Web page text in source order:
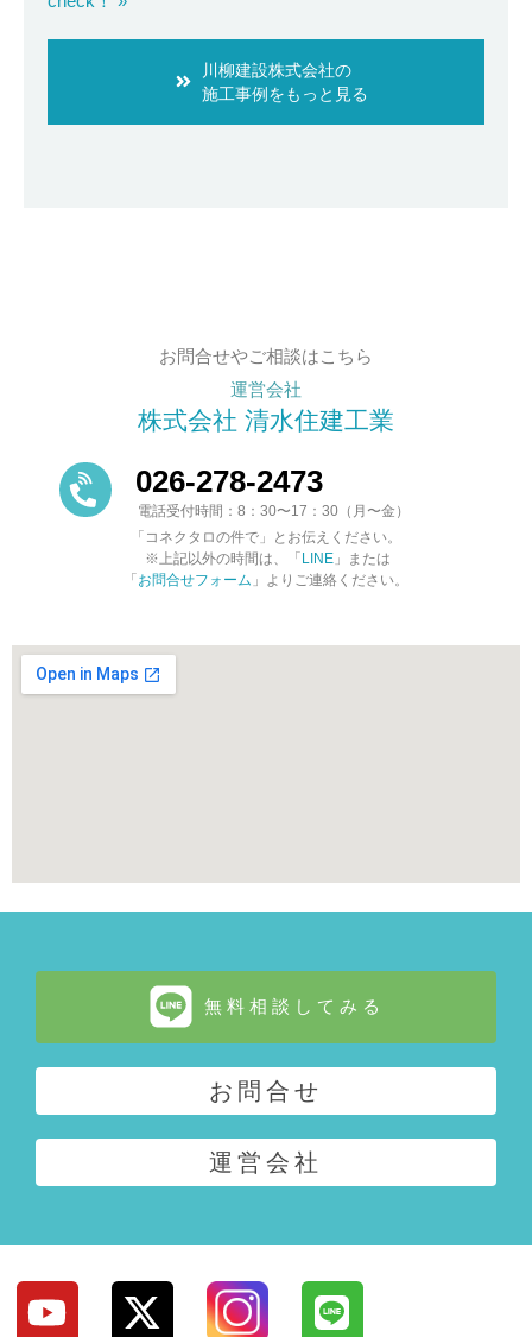
川柳建設株式会社の
施工事例をもっと見る
お問合せやご相談はこちら
運営会社
株式会社 清水住建工業
026-278-2473
電話受付時間：8：30〜17：30（月〜金）
「コネクタロの件で」とお伝えください。
※上記以外の時間は、「LINE 」または
「お問合せフォーム 」よりご連絡ください。
無料相談してみる
お問合せ
運営会社